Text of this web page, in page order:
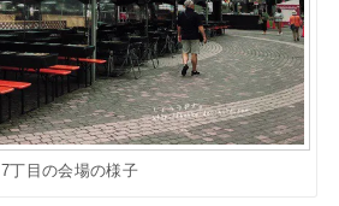
7丁目の会場の様子